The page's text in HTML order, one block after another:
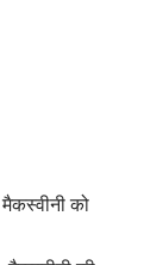
को